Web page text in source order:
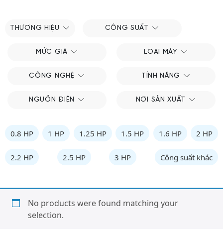
THƯƠNG HIỆU CÔNG SUẤT
MỨC GIÁ LOẠI MÁY
CÔNG NGHỆ TÍNH NĂNG
NGUỒN ĐIỆN NƠI SẢN XUẤT
0.8 HP 1 HP 1.25 HP 1.5 HP 1.6 HP 2 HP
2.2 HP 2.5 HP 3 HP Công suất khác
No products were found matching your
selection.